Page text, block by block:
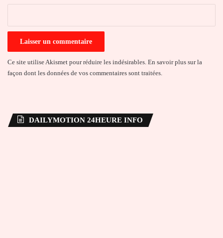
Ce site utilise Akismet pour réduire les indésirables. En savoir plus sur la
façon dont les données de vos commentaires sont traitées
DAILYMOTION 24HEURE INFO